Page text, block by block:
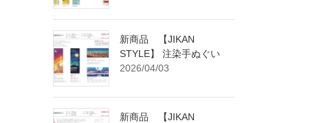
新商品 【JIKAN
STYLE】 注染手ぬぐい
2026/04/03
新商品 【JIKAN